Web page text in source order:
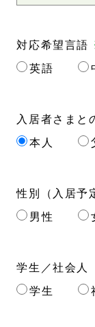
対応希望言語
英語
入居者さまと
本人
性別（入居予
男性
学生／社会人
学生